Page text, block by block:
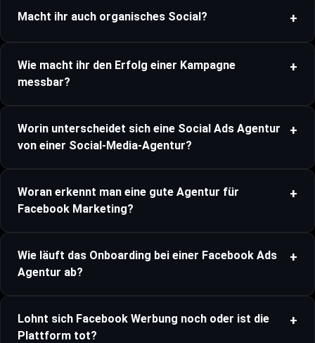
Macht ihr auch organisches Social?
Wie macht ihr den Erfolg einer Kampagne
messbar?
Worin unterscheidet sich eine Social Ads Agentur
von einer Social-Media-Agentur?
Woran erkennt man eine gute Agentur für
Facebook Marketing?
Wie läuft das Onboarding bei einer Facebook Ads
Agentur ab?
Lohnt sich Facebook Werbung noch oder ist die
Plattform tot?